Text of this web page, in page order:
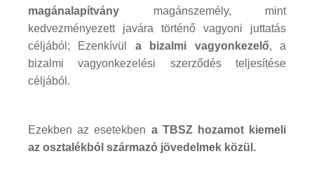
magánalapítvány magánszemély, mint
kedvezményezett javára történő vagyoni juttatás
céljából; Ezenkívül a bizalmi vagyonkezelő, a
bizalmi vagyonkezelési szerződés teljesítése
céljából.
Ezekben az esetekben a TBSZ hozamot kiemeli
az osztalékból származó jövedelmek közül.